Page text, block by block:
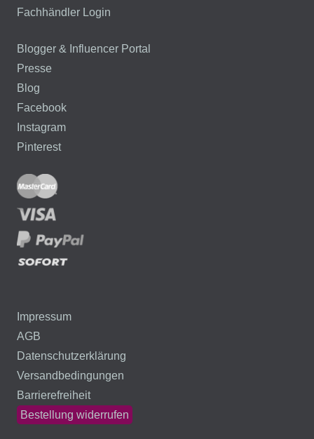
Fachhändler Login
Blogger & Influencer Portal
Presse
Blog
Facebook
Instagram
Pinterest
Impressum
AGB
Datenschutzerklärung
Versandbedingungen
Barrierefreiheit
Bestellung widerrufen